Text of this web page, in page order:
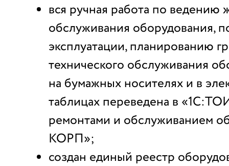
вся ручная работа по ведению
обслуживания оборудования,
эксплуатации, планированию
технического обслуживания
на бумажных носителях и в
таблицах переведена в
ремонтами и обслуживанием
КОРП»;
создан единый реестр